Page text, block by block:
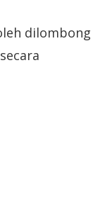
dilombong